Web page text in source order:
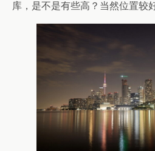
库，是不是有些高？当然位置较